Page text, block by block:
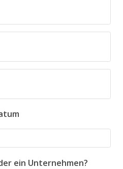
ein Unternehmen?